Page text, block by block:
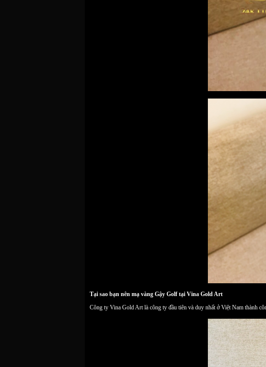
Tại sao bạn nên mạ vàng Gậy Golf tại Vina Gold Art
Công ty Vina Gold Art là công ty đầu tiên và duy nhất ở Việt Nam thành